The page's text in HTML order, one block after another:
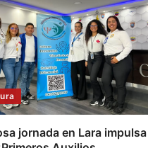
jornada en Lara impulsa